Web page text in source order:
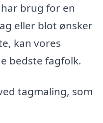
brug for en
eller blot ønsker
kan vores
bedste fagfolk.
tagmaling, som